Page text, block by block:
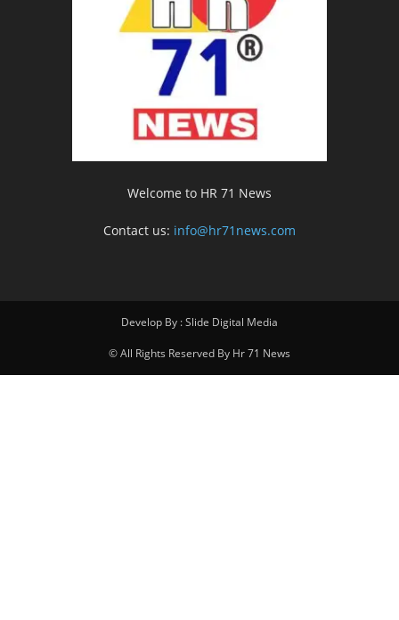
Welcome to HR 71 News
Contact us: info@hr71news.com
Develop By : Slide Digital Media
© All Rights Reserved By Hr 71 News